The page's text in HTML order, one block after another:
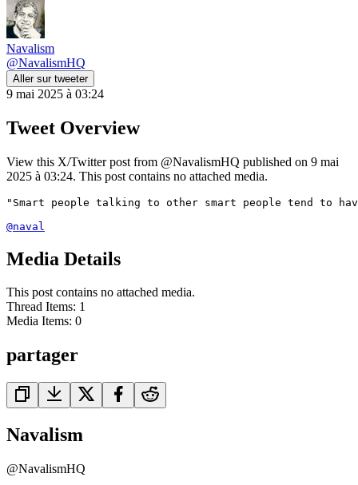
Navalism
@NavalismHQ
Aller sur tweeter
9 mai 2025 à 03:24
Tweet Overview
View this X/Twitter post from @NavalismHQ published on 9 mai
2025 à 03:24. This post contains no attached media.
"Smart people talking to other smart people tend to
@naval
Media Details
This post contains no attached media.
Thread Items: 1
Media Items: 0
partager
Navalism
@NavalismHQ